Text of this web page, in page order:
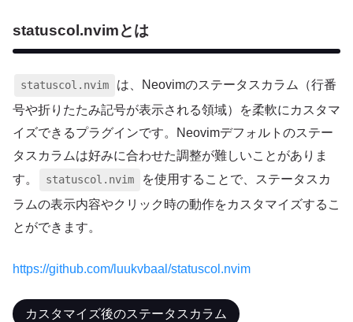
statuscol.nvimとは
statuscol.nvim
は、Neovimのステータスカラム（行番
号や折りたたみ記号が表示される領域）を柔軟にカスタマ
イズできるプラグインです。Neovimデフォルトのステー
タスカラムは好みに合わせた調整が難しいことがありま
す。
statuscol.nvim
を使用することで、ステータスカ
ラムの表示内容やクリック時の動作をカスタマイズするこ
とができます。
https://github.com/luukvbaal/statuscol.nvim
カスタマイズ後のステータスカラム